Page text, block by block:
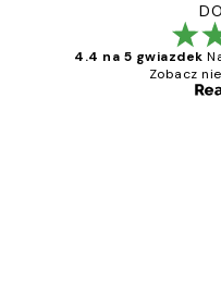
4.4 na 5 gwiazdek
Zobacz